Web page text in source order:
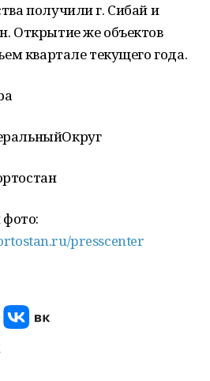
получили г. Сибай и
Открытие же объектов
квартале текущего года.
presscenter